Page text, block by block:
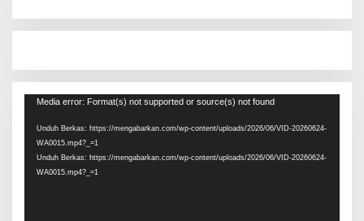
Pemutar
Media error: Format(s) not supported or source(s) not found
Unduh Berkas: https://mengabarkan.com/wp-content/uploads/2026/06/VID-20260624-
WA0015.mp4?_=1
Unduh Berkas: https://mengabarkan.com/wp-content/uploads/2026/06/VID-20260624-
WA0015.mp4?_=1